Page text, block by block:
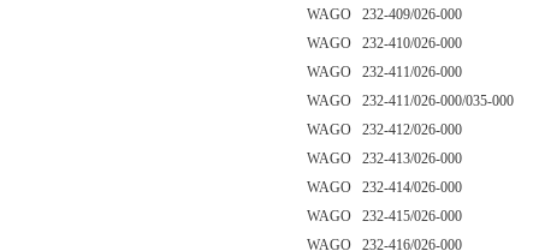
WAGO 232-409/026-000
WAGO 232-410/026-000
WAGO 232-411/026-000
WAGO 232-411/026-000/035-000
WAGO 232-412/026-000
WAGO 232-413/026-000
WAGO 232-414/026-000
WAGO 232-415/026-000
WAGO 232-416/026-000